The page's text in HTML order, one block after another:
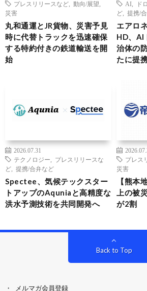
プレスリリースなど
動向/展望
災害
丸和通運とJR貨物、災害予見
時に代替トラックを迅速確保
する特約付きの鉄道輸送を開
始
AI
ド
ど
提携/
エアロ
HD、AI
治体の
たに提
2026.07.31
テクノロジー
プレスリリースな
ど
提携/合弁など
Spectee、気候テックスター
トアップのAquniaと高精度な
洪水予測技術を共同開発へ
プレス
災害
【熊本
上の被
が2割
Back to Top
メルマガ会員登録